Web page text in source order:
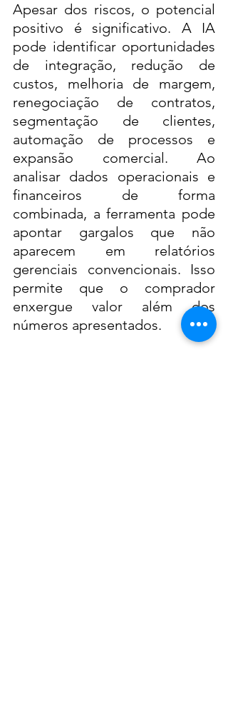
Apesar dos riscos, o potencial
positivo é significativo. A IA
pode identificar oportunidades
de integração, redução de
custos, melhoria de margem,
renegociação de contratos,
segmentação de clientes,
automação de processos e
expansão comercial. Ao
analisar dados operacionais e
financeiros de forma
combinada, a ferramenta pode
apontar gargalos que não
aparecem em relatórios
gerenciais convencionais. Isso
permite que o comprador
enxergue valor além dos
números apresentados.